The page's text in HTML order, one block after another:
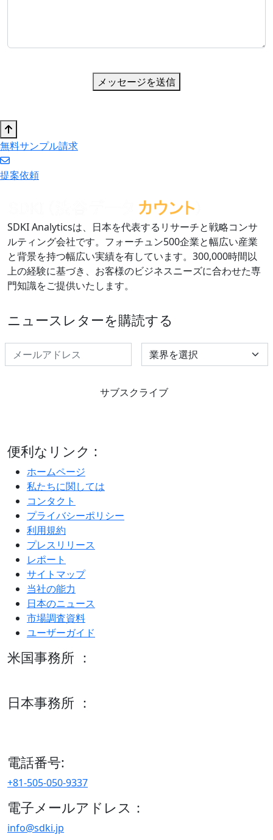
メッセージを送信
無料サンプル請求
提案依頼
SDKI Analyticsは、日本を代表するリサーチと戦略コンサ
ルティング会社です。フォーチュン500企業と幅広い産業
と背景を持つ幅広い実績を有しています。300,000時間以
上の経験に基づき、お客様のビジネスニーズに合わせた専
門知識をご提供いたします。
ニュースレターを購読する
Select Industry
サブスクライブ
便利なリンク :
ホームページ
私たちに関しては
コンタクト
プライバシーポリシー
利用規約
プレスリリース
レポート
サイトマップ
当社の能力
日本のニュース
市場調査資料
ユーザーガイド
米国事務所 ：
日本事務所 ：
電話番号:
+81-505-050-9337
電子メールアドレス：
info@sdki.jp